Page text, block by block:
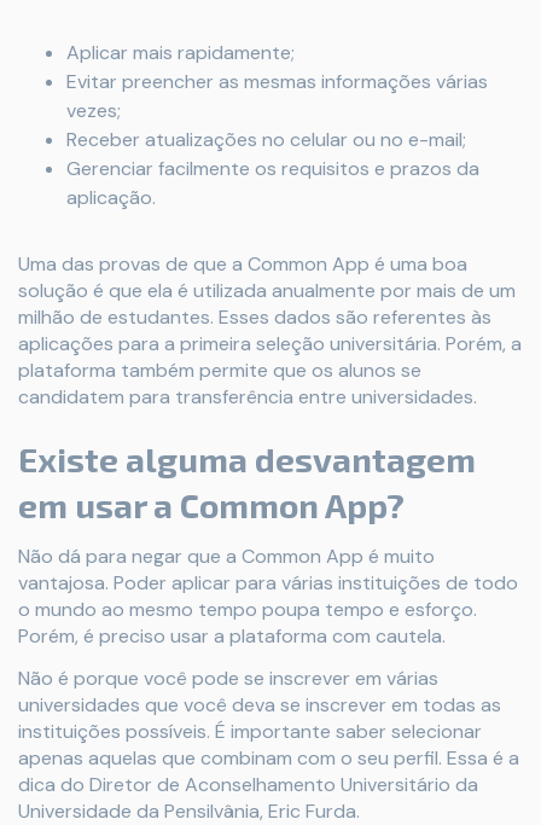
Aplicar mais rapidamente;
Evitar preencher as mesmas informações várias
vezes;
Receber atualizações no celular ou no e-mail;
Gerenciar facilmente os requisitos e prazos da
aplicação.
Uma das provas de que a Common App é uma boa
solução é que ela é utilizada anualmente por mais de um
milhão de estudantes. Esses dados são referentes às
aplicações para a primeira seleção universitária. Porém, a
plataforma também permite que os alunos se
candidatem para transferência entre universidades.
Existe alguma desvantagem
em usar a Common App?
Não dá para negar que a Common App é muito
vantajosa. Poder aplicar para várias instituições de todo
o mundo ao mesmo tempo poupa tempo e esforço.
Porém, é preciso usar a plataforma com cautela.
Não é porque você pode se inscrever em várias
universidades que você deva se inscrever em todas as
instituições possíveis. É importante saber selecionar
apenas aquelas que combinam com o seu perfil. Essa é a
dica do Diretor de Aconselhamento Universitário da
Universidade da Pensilvânia, Eric Furda.